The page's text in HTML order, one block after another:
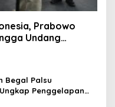
Prabowo
Undang
Begal Palsu
Penggelapan
Crypto